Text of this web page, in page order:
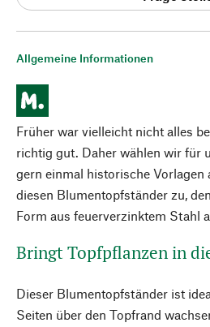
Allgemeine Informationen
Früher war vielleicht nicht alles
richtig gut. Daher wählen wir für
gern einmal historische Vorlagen
diesen Blumentopfständer zu,
Form aus feuerverzinktem Stahl
Bringt Topfpflanzen in
Dieser Blumentopfständer ist
Seiten über den Topfrand